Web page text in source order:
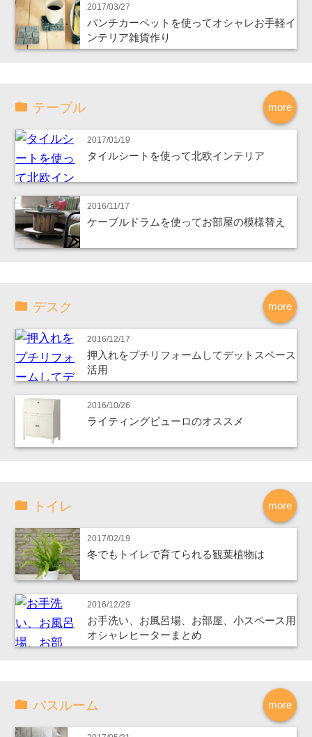
2017/03/27
パンチカーペットを使ってオシャレお手軽イ
ンテリア雑貨作り
more
テーブル
2017/01/19
タイルシートを使って北欧インテリア
2016/11/17
ケーブルドラムを使ってお部屋の模様替え
more
デスク
2016/12/17
押入れをプチリフォームしてデットスペース
活用
2016/10/26
ライティングビューロのオススメ
more
トイレ
2017/02/19
冬でもトイレで育てられる観葉植物は
2016/12/29
お手洗い、お風呂場、お部屋、小スペース用
オシャレヒーターまとめ
more
バスルーム